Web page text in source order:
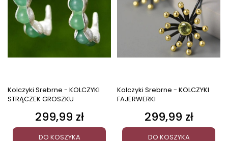
Kolczyki Srebrne - KOLCZYKI
STRĄCZEK GROSZKU
Cena
299,99 zł
DO KOSZYKA
Kolczyki Srebrne - KOLCZYKI
FAJERWERKI
Cena
299,99 zł
DO KOSZYKA